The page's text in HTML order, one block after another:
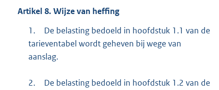
Artikel 8. Wijze van heffing
1.
De belasting bedoeld in hoofdstuk 1.1 van de
tarieventabel wordt geheven bij wege van
aanslag.
2.
De belasting bedoeld in hoofdstuk 1.2 van de